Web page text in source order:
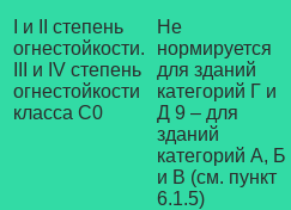
I и II степень
огнестойкости.
III и IV степень
огнестойкости
класса С0
Не
нормируется
для зданий
категорий Г и
Д 9 – для
зданий
категорий А, Б
и В (см. пункт
6.1.5)